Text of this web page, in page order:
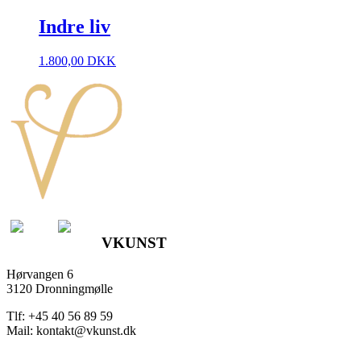
Indre liv
1.800,00 DKK
VKUNST
Hørvangen 6
3120 Dronningmølle
Tlf: +45 40 56 89 59
Mail: kontakt@vkunst.dk